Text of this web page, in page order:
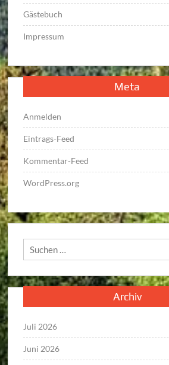
Gästebuch
Impressum
Meta
Anmelden
Eintrags-Feed
Kommentar-Feed
WordPress.org
Archiv
Juli 2026
Juni 2026